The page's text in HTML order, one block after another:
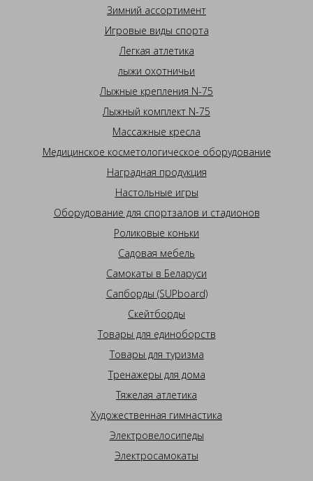
Зимний ассортимент
Игровые виды спорта
Легкая атлетика
лыжи охотничьи
Лыжные крепления N-75
Лыжный комплект N-75
Массажные кресла
Медицинское косметологическое оборудование
Наградная продукция
Настольные игры
Оборудование для спортзалов и стадионов
Роликовые коньки
Садовая мебель
Самокаты в Беларуси
Сапборды (SUPboard)
Скейтборды
Товары для единоборств
Товары для туризма
Тренажеры для дома
Тяжелая атлетика
Художественная гимнастика
Электровелосипеды
Электросамокаты